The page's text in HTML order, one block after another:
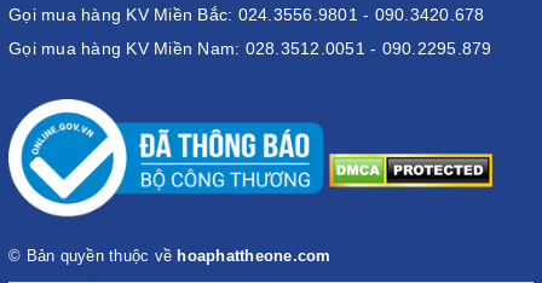
Gọi mua hàng KV Miền Bắc: 024.3556.9801 - 090.3420.678
Gọi mua hàng KV Miền Nam: 028.3512.0051 - 090.2295.879
© Bản quyền thuộc về hoaphattheone.com